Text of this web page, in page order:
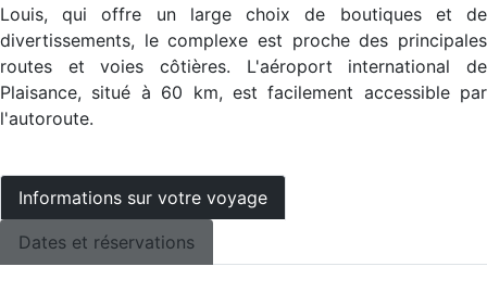
Louis, qui offre un large choix de boutiques et de
divertissements, le complexe est proche des principales
routes et voies côtières. L'aéroport international de
Plaisance, situé à 60 km, est facilement accessible par
l'autoroute.
Informations sur votre voyage
Dates et réservations